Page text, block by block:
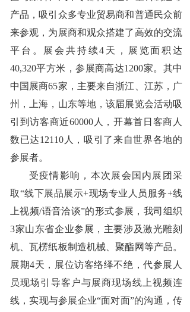
产品，吸引众多专业贸易商和普通民众前
来参观，为展商和观众搭建了高效的交流
平台。展会共持续4天，展览面积达
40,320平方米，参展商高达1200家。其中
中国展商65家，主要来自浙江、江苏，广
州，上海，山东等地，该届展览会活动吸
引到访客商近60000人，开幕首日客商人
数已达12110人，吸引了来自世界各地的
参展者。
受疫情影响，本次展会国内展团采
取“线下展品展示+现场专业人员服务+线
上视频/语音洽谈”的形式参展，我司组织
3家山东省企业参展，主要涉及激光雕刻
机、瓦楞纸板制造机械、聚酯网等产品。
展期4天，展位访客络绎不绝，代参展人
员现场引导客户与展商现场线上视频连
线，实现与参展企业“面对面”的沟通，传